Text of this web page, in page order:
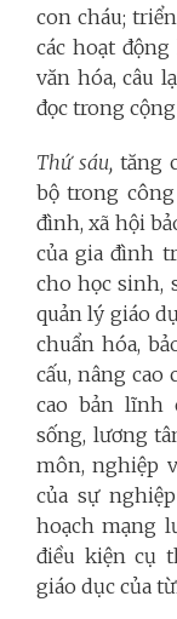
con cháu;
các hoạt
văn hóa, câu
đọc trong cộng
Thứ sáu, tăng
bộ trong
đình, xã hội
của gia đình
cho học sinh,
quản lý giáo
chuẩn hóa,
cấu, nâng cao
cao bản lĩnh
sống, lương
môn, nghiệp
của sự
hoạch mạng
điều kiện cụ
giáo dục của